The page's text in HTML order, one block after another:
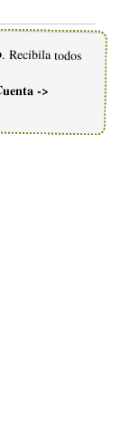
. Recibila todos
->